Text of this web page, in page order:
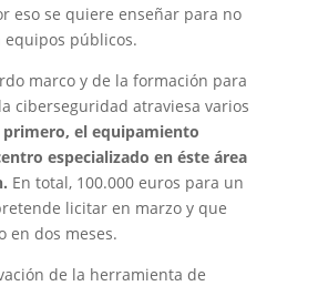
eso se quiere enseñar para no
equipos públicos.
marco y de la formación para
ciberseguridad atraviesa varios
primero, el equipamiento
especializado en éste área
En total, 100.000 euros para un
licitar en marzo y que
en dos meses.
de la herramienta de